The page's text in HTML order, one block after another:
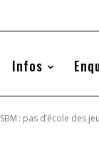
Infos
SBM : pas d’école des